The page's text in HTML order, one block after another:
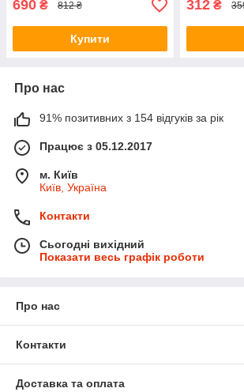
690 ₴ 812 ₴
Купити
312 ₴
Про нас
91% позитивних з 154 відгуків за рік
Працює з 05.12.2017
м. Київ
Київ, Україна
Контакти
Сьогодні вихідний
Показати весь графік роботи
Про нас
Контакти
Доставка та оплата